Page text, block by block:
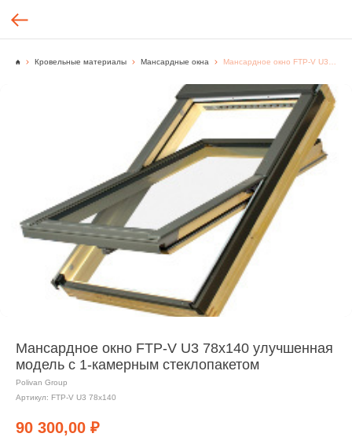
Кровельные материалы Мансардные окна
Мансардное окно FTP-V U3 78х140 улучшенная
модель с 1-камерным стеклопакетом
Polivan Group
Артикул: FTP-V U3 78х140
90 300,00 ₽